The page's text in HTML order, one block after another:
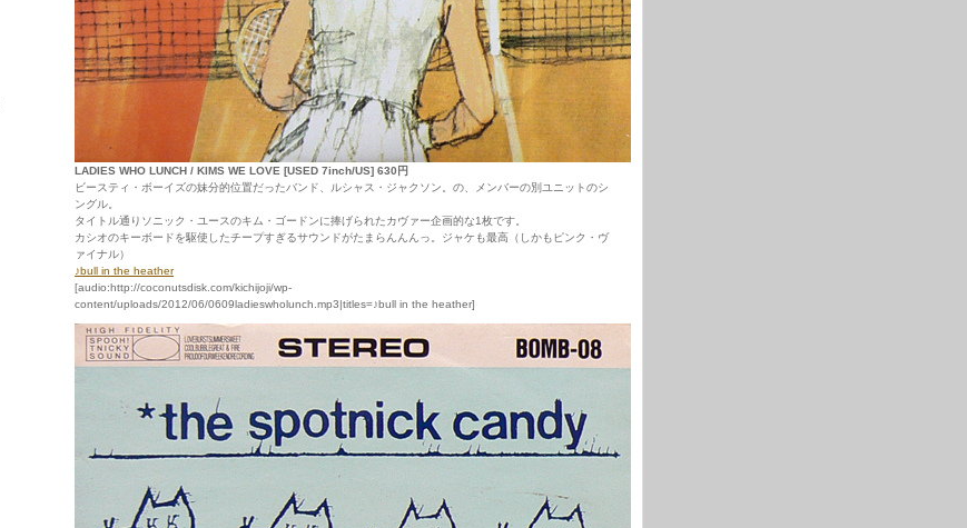
LADIES WHO LUNCH / KIMS WE LOVE [USED 7inch/US] 630円
ビースティ・ボーイズの妹分的位置だったバンド、ルシャス・ジャクソン。の、メンバーの別ユニットのシ
ングル。
タイトル通りソニック・ユースのキム・ゴードンに捧げられたカヴァー企画的な1枚です。
カシオのキーボードを駆使したチープすぎるサウンドがたまらんんんっ。ジャケも最高（しかもピンク・ヴ
ァイナル）
♪bull in the heather
[audio:http://coconutsdisk.com/kichijoji/wp-
content/uploads/2012/06/0609ladieswholunch.mp3|titles=♪bull in the heather]